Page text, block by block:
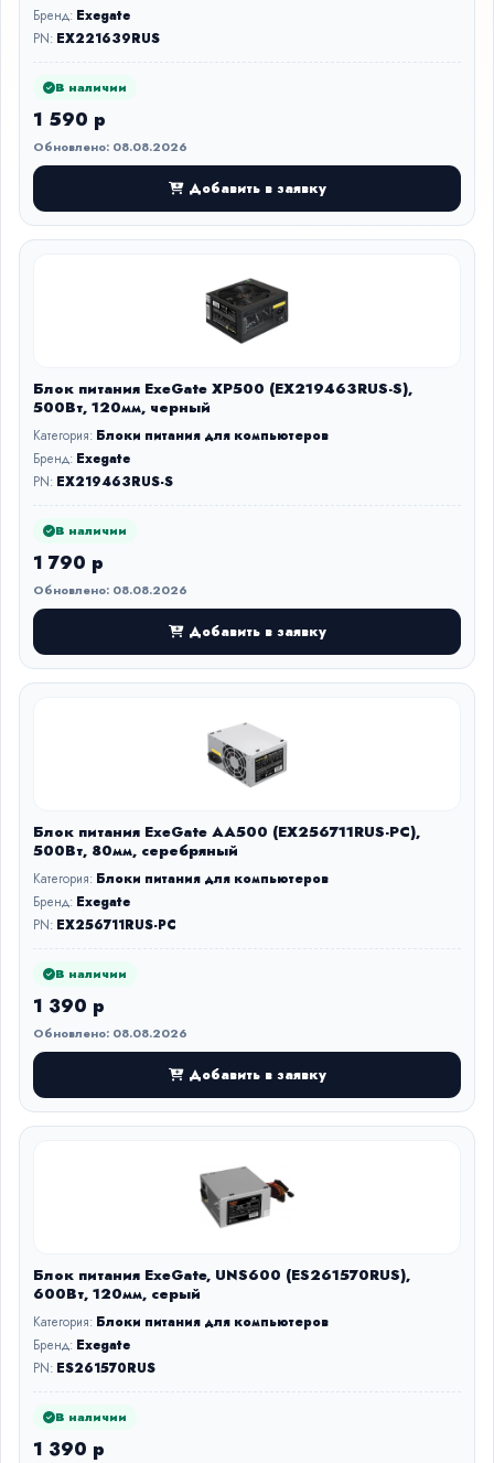
Бренд: Exegate
PN: EX221639RUS
В наличии
1 590 р
Обновлено: 08.08.2026
Добавить в заявку
Блок питания ExeGate XP500 (EX219463RUS-S),
500Вт, 120мм, черный
Категория: Блоки питания для компьютеров
Бренд: Exegate
PN: EX219463RUS-S
В наличии
1 790 р
Обновлено: 08.08.2026
Добавить в заявку
Блок питания ExeGate AA500 (EX256711RUS-PC),
500Вт, 80мм, серебряный
Категория: Блоки питания для компьютеров
Бренд: Exegate
PN: EX256711RUS-PC
В наличии
1 390 р
Обновлено: 08.08.2026
Добавить в заявку
Блок питания ExeGate, UNS600 (ES261570RUS),
600Вт, 120мм, серый
Категория: Блоки питания для компьютеров
Бренд: Exegate
PN: ES261570RUS
В наличии
1 390 р